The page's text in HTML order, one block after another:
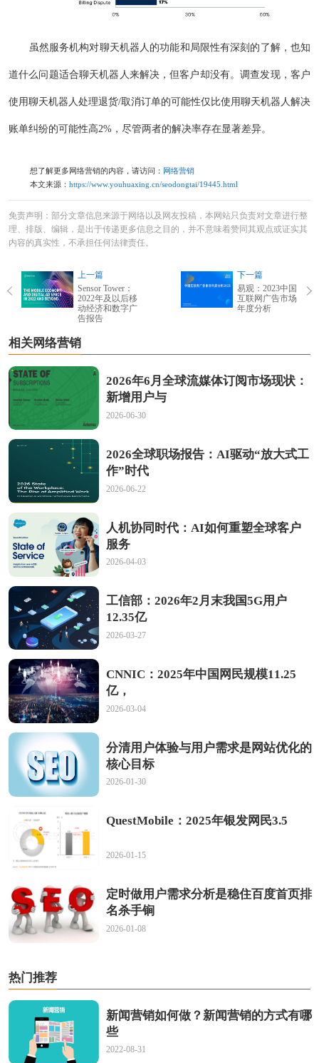
虽然服务机构对聊天机器人的功能和局限性有深刻的了解，也知
道什么问题适合聊天机器人来解决，但客户却没有。调查发现，客户
使用聊天机器人处理退货/取消订单的可能性仅比使用聊天机器人解决
账单纠纷的可能性高2%，尽管两者的解决率存在显著差异。
想了解更多网络营销的内容，请访问： 网络营销
本文来源： https://www.youhuaxing.cn/seodongtai/19445.html
免责声明：部分文章信息来源于网络以及网友投稿，本网站只负责对文章进行整
理、排版、编辑，是出于传递更多信息之目的，并不意味着赞同其观点或证实其
内容的真实性，不承担任何法律责任。
上一篇
Sensor Tower：
2022年及以后移
动经济和数字广
告报告
下一篇
易观：2023中国
互联网广告市场
年度分析
相关网络营销
2026年6月全球流媒体订阅市场现状：
新增用户与
2026-06-30
2026全球职场报告：AI驱动“放大式工
作”时代
2026-06-22
人机协同时代：AI如何重塑全球客户
服务
2026-04-03
工信部：2026年2月末我国5G用户
12.35亿
2026-03-27
CNNIC：2025年中国网民规模11.25
亿，
2026-03-04
分清用户体验与用户需求是网站优化的
核心目标
2026-01-30
QuestMobile：2025年银发网民3.5
2026-01-15
定时做用户需求分析是稳住百度首页排
名杀手锏
2026-01-08
热门推荐
新闻营销如何做？新闻营销的方式有哪
些
2022-08-31